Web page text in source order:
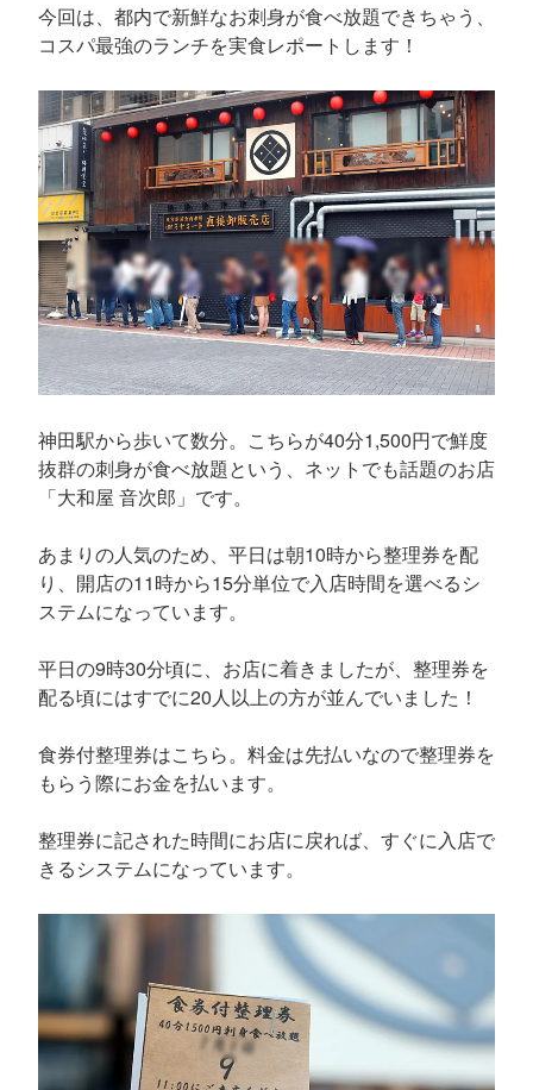
今回は、都内で新鮮なお刺身が食べ放題できちゃう、
コスパ最強のランチを実食レポートします！
神田駅から歩いて数分。こちらが40分1,500円で鮮度
抜群の刺身が食べ放題という、ネットでも話題のお店
「大和屋 音次郎」です。
あまりの人気のため、平日は朝10時から整理券を配
り、開店の11時から15分単位で入店時間を選べるシ
ステムになっています。
平日の9時30分頃に、お店に着きましたが、整理券を
配る頃にはすでに20人以上の方が並んでいました！
食券付整理券はこちら。料金は先払いなので整理券を
もらう際にお金を払います。
整理券に記された時間にお店に戻れば、すぐに入店で
きるシステムになっています。